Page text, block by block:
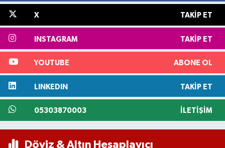
X TAKIP ET
INSTAGRAM TAKIP ET
YOUTUBE ABONE OL
LINKEDIN TAKIP ET
05303870003 İLETIŞIM
Döviz & Altın Hesaplayıcı